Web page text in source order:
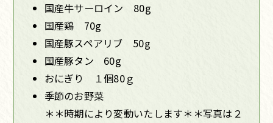
国産牛サーロイン 80g
国産鶏 70g
国産豚スペアリブ 50g
国産豚タン 60g
おにぎり １個80ｇ
季節のお野菜
＊＊時期により変動いたします＊＊写真は２